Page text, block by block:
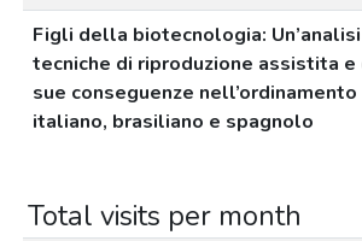
Figli della biotecnologia:
tecniche di riproduzione assistita
sue conseguenze nell’ordinamento
italiano, brasiliano e spagnolo
Total visits per month